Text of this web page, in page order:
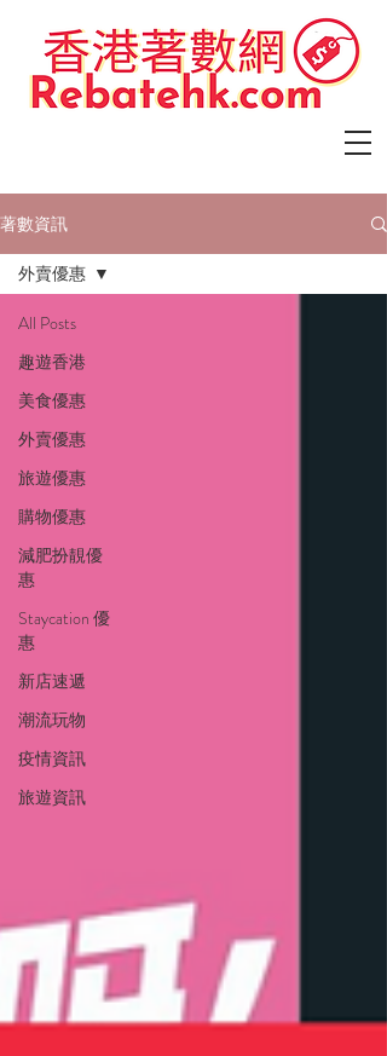
著數資訊
All Posts
趣遊香港
美食優惠
外賣優惠
旅遊優惠
購物優惠
減肥扮靚優
惠
Staycation 優
惠
新店速遞
潮流玩物
疫情資訊
旅遊資訊
外賣優惠